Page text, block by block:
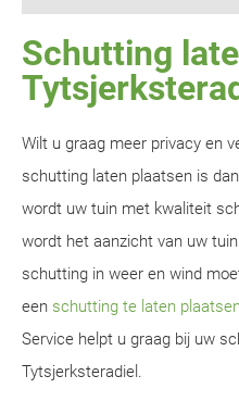
Schutting
Wilt u graag meer privacy en
schutting laten plaatsen is
wordt uw tuin met kwaliteit
wordt het aanzicht van uw
schutting in weer en wind
een schutting te laten
Service helpt u graag bij uw
Tytsjerksteradiel.